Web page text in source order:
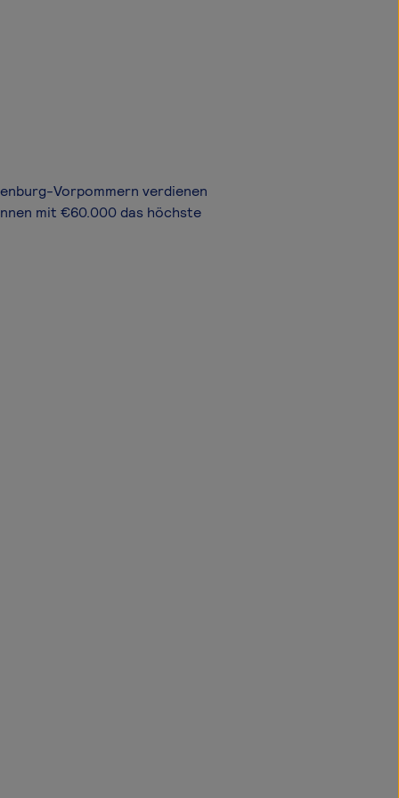
Vorpommern verdienen
mit €60.000 das höchste